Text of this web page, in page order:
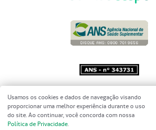
Copyright 2001 - 2026 Unimed do
Brasil - Todos os direitos reservados
Usamos os cookies e dados de navegação visando
proporcionar uma melhor experiência durante o uso
do site. Ao continuar, você concorda com nossa
Política de Privacidade.